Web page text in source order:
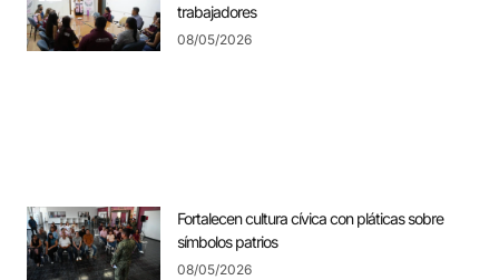
trabajadores
08/05/2026
Fortalecen cultura cívica con pláticas sobre
símbolos patrios
08/05/2026